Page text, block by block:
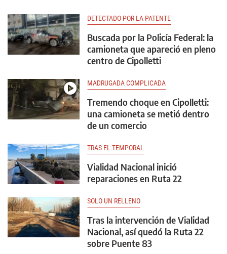
DETECTADO POR LA PATENTE
Buscada por la Policía Federal: la
camioneta que apareció en pleno
centro de Cipolletti
MADRUGADA COMPLICADA
Tremendo choque en Cipolletti:
una camioneta se metió dentro
de un comercio
TRAS EL TEMPORAL
Vialidad Nacional inició
reparaciones en Ruta 22
SOLO UN RELLENO
Tras la intervención de Vialidad
Nacional, así quedó la Ruta 22
sobre Puente 83